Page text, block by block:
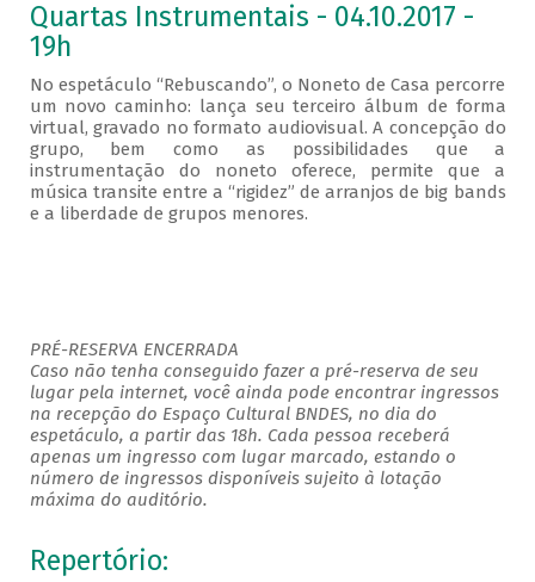
Quartas Instrumentais - 04.10.2017 -
19h
No espetáculo “Rebuscando”, o Noneto de Casa percorre
um novo caminho: lança seu terceiro álbum de forma
virtual, gravado no formato audiovisual. A concepção do
grupo, bem como as possibilidades que a
instrumentação do noneto oferece, permite que a
música transite entre a “rigidez” de arranjos de big bands
e a liberdade de grupos menores.
PRÉ-RESERVA ENCERRADA
Caso não tenha conseguido fazer a pré-reserva de seu
lugar pela internet, você ainda pode encontrar ingressos
na recepção do Espaço Cultural BNDES, no dia do
espetáculo, a partir das 18h. Cada pessoa receberá
apenas um ingresso com lugar marcado, estando o
número de ingressos disponíveis sujeito à lotação
máxima do auditório.
Repertório: